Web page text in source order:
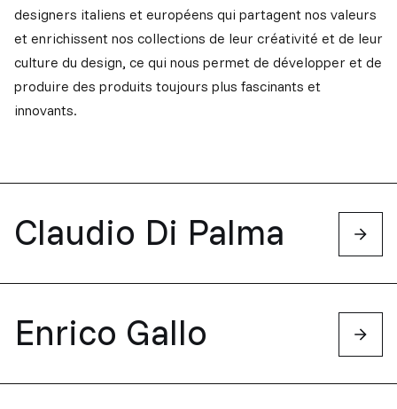
designers italiens et européens qui partagent nos valeurs
et enrichissent nos collections de leur créativité et de leur
culture du design, ce qui nous permet de développer et de
produire des produits toujours plus fascinants et
innovants.
Claudio Di Palma
Enrico Gallo